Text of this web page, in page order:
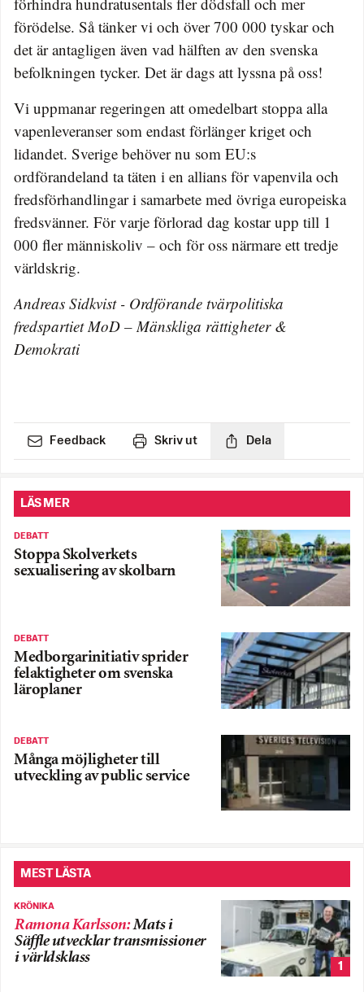
förödelse. Så tänker vi och över 700 000 tyskar och
det är antagligen även vad hälften av den svenska
befolkningen tycker. Det är dags att lyssna på oss!
Vi uppmanar regeringen att omedelbart stoppa alla
vapenleveranser som endast förlänger kriget och
lidandet. Sverige behöver nu som EU:s
ordförandeland ta täten i en allians för vapenvila och
fredsförhandlingar i samarbete med övriga europeiska
fredsvänner. För varje förlorad dag kostar upp till 1
000 fler människoliv – och för oss närmare ett tredje
världskrig.
Andreas Sidkvist - Ordförande tvärpolitiska
fredspartiet MoD – Mänskliga rättigheter &
Demokrati
Feedback Skriv ut Dela
LÄS MER
DEBATT
Stoppa Skolverkets
sexualisering av skolbarn
DEBATT
Medborgarinitiativ sprider
felaktigheter om svenska
läroplaner
DEBATT
Många möjligheter till
utveckling av public service
MEST LÄSTA
KRÖNIKA
Ramona Karlsson:Mats i
Säffle utvecklar transmissioner
i världsklass
1